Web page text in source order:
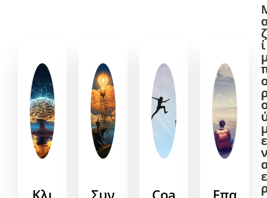
Κλι
Συν
Coa
Επα
ζ
ί
ε
ν
ε
ζ
ί
ε
ν
ε